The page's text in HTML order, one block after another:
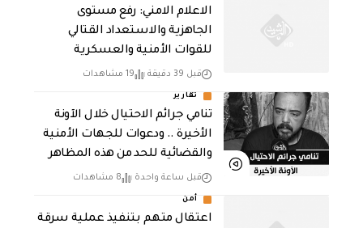
الاعلام الامني: رفع مستوى
الجاهزية والاستعداد القتالي
للقوات الأمنية والعسكرية
قبل 39 دقيقة 19 مشاهدات
تقارير
تنامي جرائم الاحتيال خلال الآونة
الأخيرة .. ودعوات للجهات الأمنية
والقضائية للحد من هذه المظاهر
قبل ساعة واحدة 8 مشاهدات
أمن
اعتقال متهم بتنفيذ عملية سرقة